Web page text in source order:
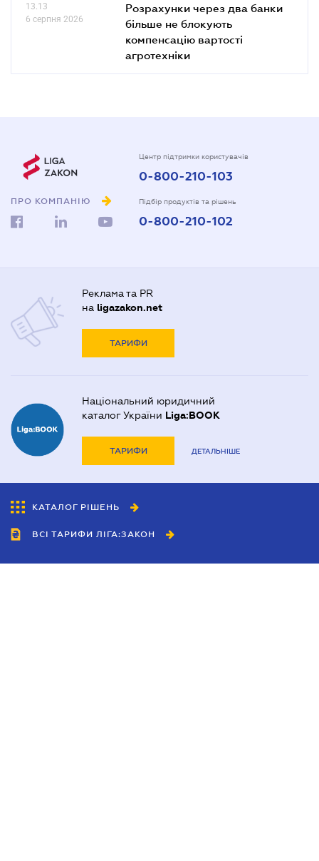
13.13
6 серпня 2026
Розрахунки через два банки
більше не блокують
компенсацію вартості
агротехніки
ПРО КОМПАНІЮ
Центр підтримки користувачів
0-800-210-103
Підбір продуктів та рішень
0-800-210-102
Реклама та PR
на ligazakon.net
ТАРИФИ
Національний юридичний
каталог України Liga:BOOK
ТАРИФИ ДЕТАЛЬНІШЕ
КАТАЛОГ РІШЕНЬ
ВСІ ТАРИФИ ЛІГА:ЗАКОН